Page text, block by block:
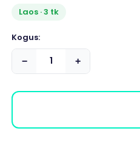
Laos · 3 tk
Kogus:
− +